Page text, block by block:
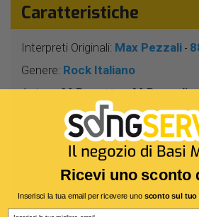
Caratteristiche
Interpreti Originali: Max Pezzali -
Genere: Rock Italiano
Autore:M.Repetto - M.Pezzali
4 Min 16 Sec
Segnatura:4/4
119
Tonalità: LA -
Harmonizer:Sì
Ricevi uno sconto
Inserisci la tua email per ricevere uno sconto sul